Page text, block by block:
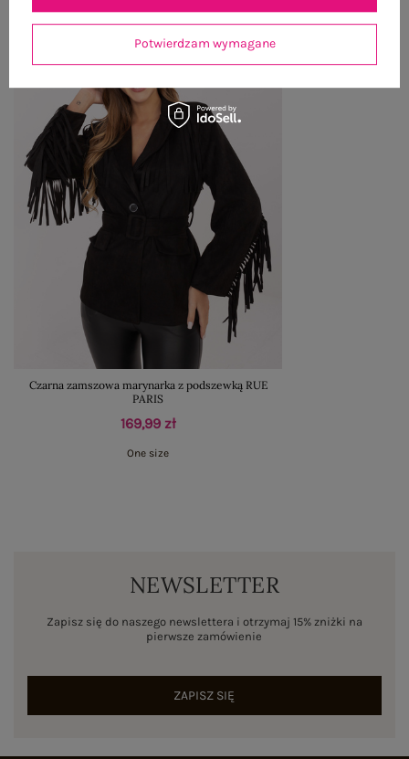
Czarna zamszowa marynarka z podszewką RUE
PARIS
169,99 zł
One size
NEWSLETTER
Zapisz się do naszego newslettera i otrzymaj 15% zniżki na
pierwsze zamówienie
ZAPISZ SIĘ
Potwierdzam wymagane